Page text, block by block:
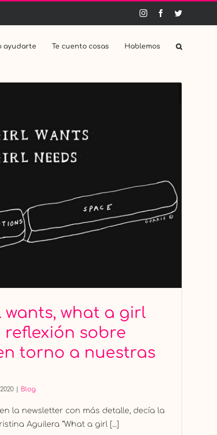
InstagramFacebookTwitter
ayudarte Te cuento cosas Hablemos
wants, what a girl
reflexión sobre
torno a nuestras
Blog
la newsletter con más detalle, decía la
Aguilera “What a girl [...]